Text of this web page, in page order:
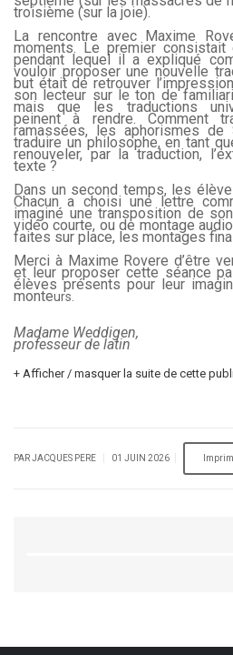
troisième (sur la joie).
La rencontre avec Maxime
moments. Le premier consistait
pendant lequel il a expliqué
vouloir proposer une nouvelle
but était de retrouver
son lecteur sur le ton de
mais que les traductions
peinent à rendre. Comment
ramassées, les aphorismes de
traduire un philosophe, en tant
renouveler, par la traduction,
texte ?
Dans un second temps, les
Chacun a choisi une lettre
imaginé une transposition de
vidéo courte, ou de montage
faites sur place, les montages
Merci à Maxime Rovere d’être
et leur proposer cette séance
élèves présents pour leur
monteurs.
Madame Weddigen,
professeur de latin
+ Afficher / masquer la suite de cette
PAR JACQUES PERE 01 JUIN 2026